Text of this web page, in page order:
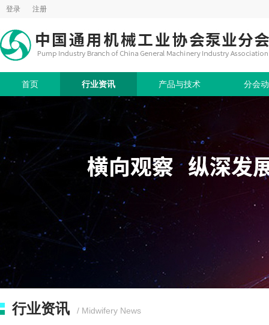
登录 注册
首页 行业资讯 产品与技术 分会
行业资讯 / Midwifery News